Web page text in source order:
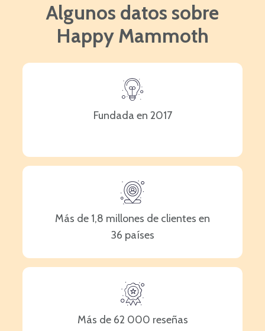
Algunos datos sobre
Happy Mammoth
Fundada en 2017
Más de 1,8 millones de clientes en
36 países
Más de 62 000 reseñas